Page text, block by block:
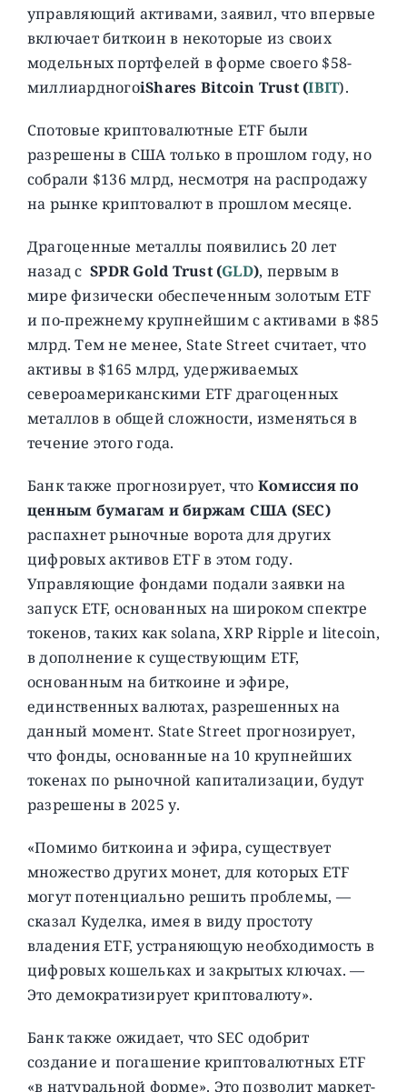
управляющий активами, заявил, что впервые
включает биткоин в некоторые из своих
модельных портфелей в форме своего $58-
миллиардногоiShares Bitcoin Trust (IBIT).
Спотовые криптовалютные ETF были
разрешены в США только в прошлом году, но
собрали $136 млрд, несмотря на распродажу
на рынке криптовалют в прошлом месяце.
Драгоценные металлы появились 20 лет
назад сSPDR Gold Trust (GLD), первым в
мире физически обеспеченным золотым ETF
и по-прежнему крупнейшим с активами в $85
млрд. Тем не менее, State Street считает, что
активы в $165 млрд, удерживаемых
североамериканскими ETF драгоценных
металлов в общей сложности, изменяться в
течение этого года.
Банк также прогнозирует, что Комиссия по
ценным бумагам и биржам США (SEC)
распахнет рыночные ворота для других
цифровых активов ETF в этом году.
Управляющие фондами подали заявки на
запуск ETF, основанных на широком спектре
токенов, таких как solana, XRP Ripple и litecoin,
в дополнение к существующим ETF,
основанным на биткоине и эфире,
единственных валютах, разрешенных на
данный момент. State Street прогнозирует,
что фонды, основанные на 10 крупнейших
токенах по рыночной капитализации, будут
разрешены в 2025 у.
«Помимо биткоина и эфира, существует
множество других монет, для которых ETF
могут потенциально решить проблемы, —
сказал Куделка, имея в виду простоту
владения ETF, устраняющую необходимость в
цифровых кошельках и закрытых ключах. —
Это демократизирует криптовалюту».
Банк также ожидает, что SEC одобрит
создание и погашение криптовалютных ETF
«в натуральной форме». Это позволит маркет-